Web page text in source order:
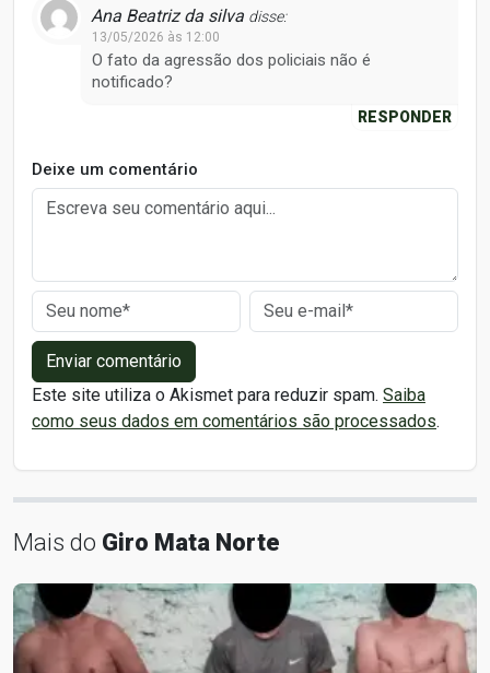
Ana Beatriz da silva disse:
13/05/2026 às 12:00
O fato da agressão dos policiais não é
notificado?
RESPONDER
Deixe um comentário
Enviar comentário
Este site utiliza o Akismet para reduzir spam. Saiba
como seus dados em comentários são processados.
Mais do Giro Mata Norte